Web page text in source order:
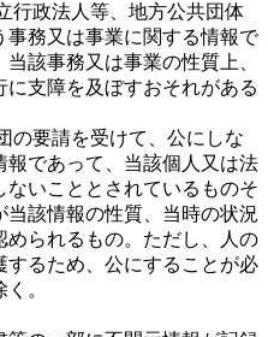
行政法人等、地方公共団体
務又は事業に関する情報で
該事務又は事業の性質上、
支障を及ぼすおそれがある
要請を受けて、公にしな
であって、当該個人又は法
ないこととされているものそ
該情報の性質、当時の状況
られるもの。ただし、人の
るため、公にすることが必
。